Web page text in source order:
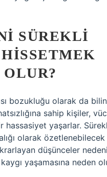
SÜREKLI
bozukluğu olarak da
sahip kişiler,
hassasiyet yaşarlar.
olarak özetlenebilecek
düşünceler
yaşamasına neden